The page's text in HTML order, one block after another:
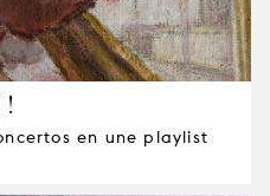
en une playlist